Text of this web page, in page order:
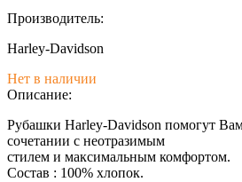
Производитель:
Harley-Davidson
Нет в наличии
Описание:
Рубашки Harley-Davidson помогут
сочетании с неотразимым
стилем и максимальным комфортом.
Состав : 100% хлопок.